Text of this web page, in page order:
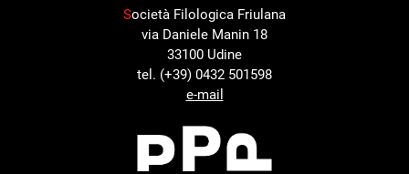
Società Filologica Friulana
via Daniele Manin 18
33100 Udine
tel. (+39) 0432 501598
e-mail